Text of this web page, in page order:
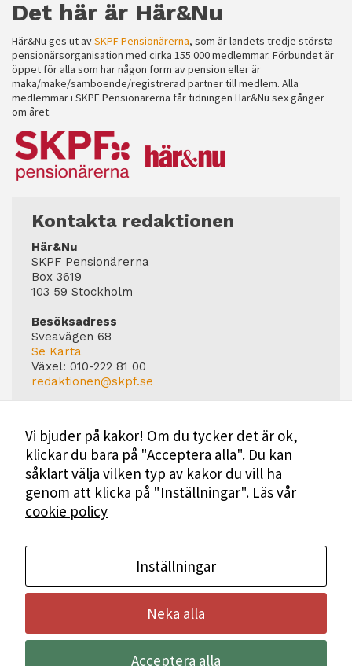
Det här är Här&Nu
Här&Nu ges ut avSKPF Pensionärerna, som är landets tredje största
pensionärsorganisation med cirka 155 000 medlemmar. Förbundet är
öppet för alla som har någon form av pension eller är
maka/make/samboende/registrerad partner till medlem. Alla
medlemmar i SKPF Pensionärerna får tidningen Här&Nu sex gånger
om året.
Kontakta redaktionen
Här&Nu
SKPF Pensionärerna
Box 3619
103 59 Stockholm
Besöksadress
Sveavägen 68
Se Karta
Växel: 010-222 81 00
redaktionen@skpf.se
Markus Dahlberg
Tel: 0720-88 17 17
markus.dahlberg@skpf.se
Annonsering
Swartling & Bergström Media
Birger Jarlsgatan 110
Tel: 08-545 160 60
Bli medlem i SKPF
Vi bjuder på kakor! Om du tycker det är ok,
klickar du bara på "Acceptera alla". Du kan
såklart välja vilken typ av kakor du vill ha
genom att klicka på "Inställningar". Läs vår
cookie policy
Inställningar
Neka alla
Acceptera alla